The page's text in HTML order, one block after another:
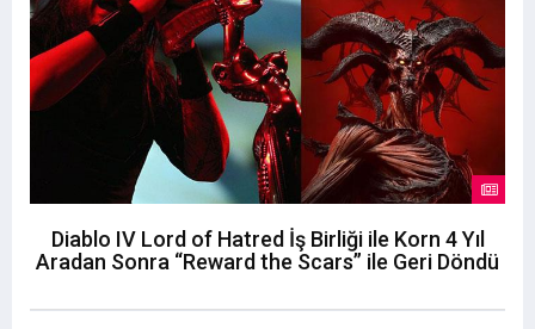
Diablo IV Lord of Hatred İş Birliği ile Korn 4 Yıl
Aradan Sonra “Reward the Scars” ile Geri Döndü